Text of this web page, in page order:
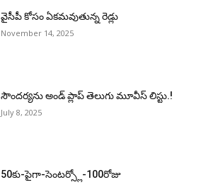
వైసీపీ కోసం ఏక‌మ‌వుతున్న రెడ్లు
November 14, 2025
సౌందర్యను అండ్‌ ప్లాప్‌ తెలుగు మూవీస్‌ లిస్టు.!
July 8, 2025
50కు-పైగా-సెంటర్స్లో-100రోజు